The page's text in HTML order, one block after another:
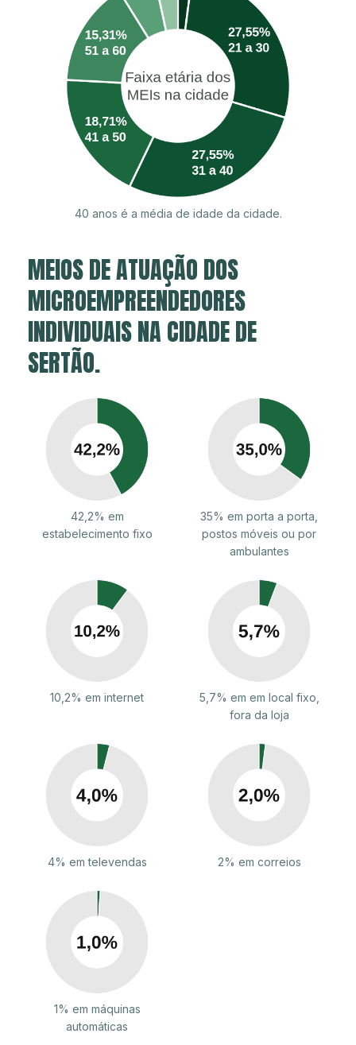
40 anos é a média de idade da cidade.
MEIOS DE ATUAÇÃO DOS
MICROEMPREENDEDORES
INDIVIDUAIS NA CIDADE DE
SERTÃO.
42,2% em
estabelecimento fixo
35% em porta a porta,
postos móveis ou por
ambulantes
10,2% em internet
5,7% em em local fixo,
fora da loja
4% em televendas 2% em correios
1% em máquinas
automáticas